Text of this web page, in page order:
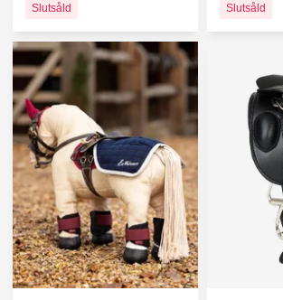
Slutsåld Slutsåld